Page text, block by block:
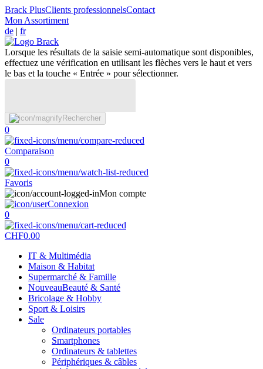
Brack PlusClients professionnelsContact
Mon Assortiment
de | fr
Lorsque les résultats de la saisie semi-automatique sont disponibles,
effectuez une vérification en utilisant les flèches vers le haut et vers
le bas et la touche « Entrée » pour sélectionner.
Rechercher
0
Comparaison
0
Favoris
Mon compte
Connexion
0
CHF0.00
IT & Multimédia
Maison & Habitat
Supermarché & Famille
NouveauBeauté & Santé
Bricolage & Hobby
Sport & Loisirs
Sale
Ordinateurs portables
Smartphones
Ordinateurs & tablettes
Périphériques & câbles